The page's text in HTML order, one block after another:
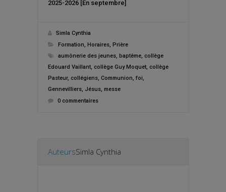
2025-2026 [En septembre]
Simla Cynthia
Formation, Horaires, Prière
aumônerie des jeunes, baptême, collège
Edouard Vaillant, collège Guy Moquet, collège
Pasteur, collégiens, Communion, foi,
Gennevilliers, Jésus, messe
0 commentaires
AuteursSimla Cynthia